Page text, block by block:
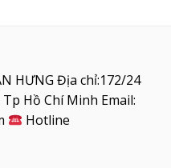
HƯNG Địa chỉ:172/24
Hồ Chí Minh Email:
Hotline